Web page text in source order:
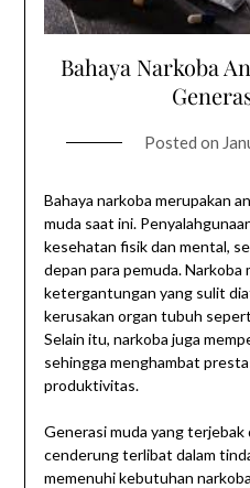
Bahaya Narkoba
Posted on
Bahaya narkoba merupakan
muda saat ini.
kesehatan fisik dan mental,
depan para pemuda. Narkoba
ketergantungan yang sulit
kerusakan organ tubuh
Selain itu, narkoba juga
sehingga menghambat
produktivitas.
Generasi muda yang terjebak
cenderung terlibat dalam
memenuhi kebutuhan